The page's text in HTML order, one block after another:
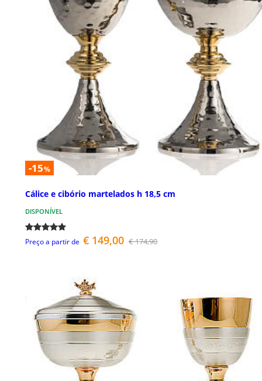
-15%
Cálice e cibório martelados h 18,5 cm
DISPONÍVEL
Preço a partir de € 149,00 € 174,90